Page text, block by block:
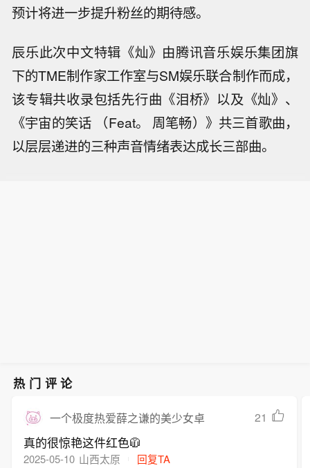
预计将进一步提升粉丝的期待感。
辰乐此次中文特辑《灿》由腾讯音乐娱乐集团旗
下的TME制作家工作室与SM娱乐联合制作而成，
该专辑共收录包括先行曲《泪桥》以及《灿》、
《宇宙的笑话 （Feat。 周笔畅）》共三首歌曲，
以层层递进的三种声音情绪表达成长三部曲。
热门评论
一个极度热爱薛之谦的美少女卓 21
真的很惊艳这件红色🧥
2025-05-10 山西太原 回复TA